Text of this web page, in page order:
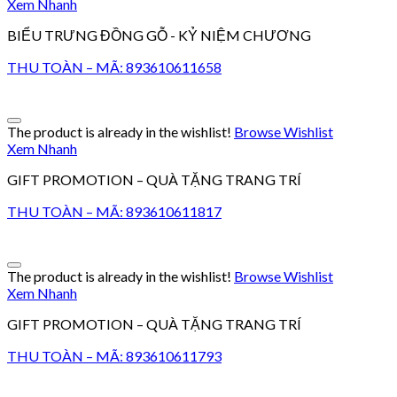
Xem Nhanh
BIỂU TRƯNG ĐỒNG GỖ - KỶ NIỆM CHƯƠNG
THU TOÀN – MÃ: 893610611658
The product is already in the wishlist! Browse Wishlist
Xem Nhanh
GIFT PROMOTION – QUÀ TẶNG TRANG TRÍ
THU TOÀN – MÃ: 893610611817
The product is already in the wishlist! Browse Wishlist
Xem Nhanh
GIFT PROMOTION – QUÀ TẶNG TRANG TRÍ
THU TOÀN – MÃ: 893610611793